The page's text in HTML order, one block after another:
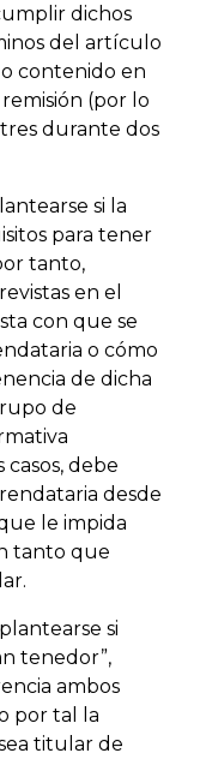
dichos
del artículo
contenido en
(por lo
durante dos
si la
para tener
tanto,
en el
con que se
o cómo
de dicha
de
casos, debe
desde
le impida
tanto que
si
tenedor”,
ambos
por tal la
titular de